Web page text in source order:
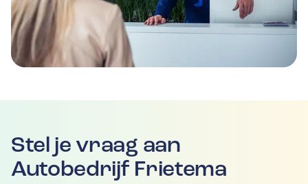
Stel je vraag aan
Autobedrijf Frietema